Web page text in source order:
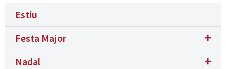
Estiu
Festa Major
Nadal